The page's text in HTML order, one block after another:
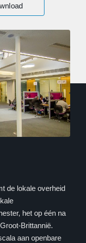
de lokale overheid
het op één na
Brittannië.
aan openbare